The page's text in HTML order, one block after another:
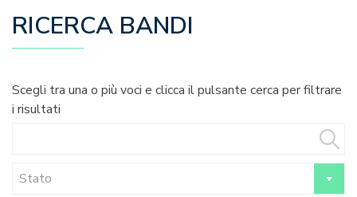
RICERCA BANDI
Scegli tra una o più voci e clicca il pulsante cerca per filtrare
i risultati
Stato